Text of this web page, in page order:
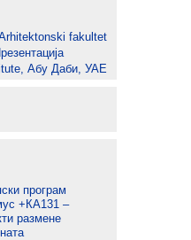
fakultet
Абу Даби, УАЕ
програм
+КА131 –
размене